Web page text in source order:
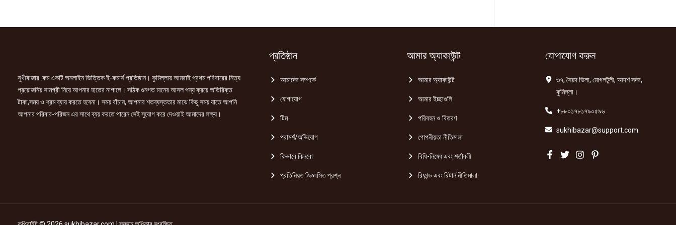
সুখীবাজার .কম একটি অনলাইন ভিত্তিক ই-কমার্স প্রতিষ্ঠান। কুমিল্লায় আমরাই প্রথম পরিবারের নিত্য
প্রয়োজনিয় সামগ্রী নিয়ে আপনার হাতের নাগালে। সঠিক গুনগত মানের আসল পন্য ক্রয়ে অতিরিক্ত
টাকা,সময় ও শ্রম ব্যায় করতে হবেনা। সময় বাঁচান, আপনার শতব্যস্ততার মাঝে কিছু সময় যাতে আপনি
আপনার পরিবার-পরিজন এর সাথে ব্যয় করতে পারেন সেই সুযোগ করে দেওয়াই আমাদের লক্ষ্য।
প্রতিষ্ঠান
আমাদের সম্পর্কে
যোগাযোগ
টিম
পরামর্শ/অভিযোগ
কিভাবে কিনবো
প্রতিনিয়ত জিজ্ঞাসিত প্রশ্ন
আমার অ্যাকাউন্ট
আমার অ্যাকাউন্ট
আমার ইচ্ছাগুলি
পরিবহন ও বিতরণ
গোপনীয়তা নীতিমালা
বিধি-নিষেধ এবং শর্তাবলী
রিফান্ড এবং রিটার্ন নীতিমালা
যোগাযোগ করুন
৩৭, সৈয়দ ভিলা, মোগলটুলী, আদর্শ সদর,
কুমিল্লা।
+৮৮০১৭৮১৭৯০৫৯৬
sukhibazar@support.com